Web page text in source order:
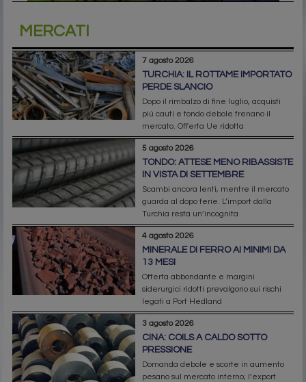
MERCATI
7 agosto 2026
TURCHIA: IL ROTTAME IMPORTATO
PERDE SLANCIO
Dopo il rimbalzo di fine luglio, acquisti
più cauti e tondo debole frenano il
mercato. Offerta Ue ridotta
5 agosto 2026
TONDO: ATTESE MENO RIBASSISTE
IN VISTA DI SETTEMBRE
Scambi ancora lenti, mentre il mercato
guarda al dopo ferie. L’import dalla
Turchia resta un’incognita
4 agosto 2026
MINERALE DI FERRO AI MINIMI DA
13 MESI
Offerta abbondante e margini
siderurgici ridotti prevalgono sui rischi
legati a Port Hedland
3 agosto 2026
CINA: COILS A CALDO SOTTO
PRESSIONE
Domanda debole e scorte in aumento
pesano sul mercato interno; l’export